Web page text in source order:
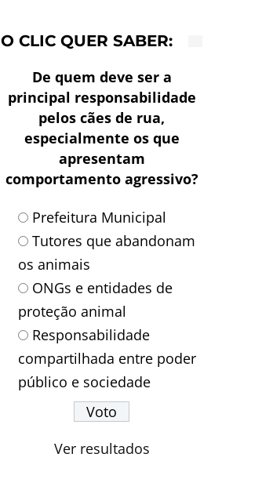
O CLIC QUER SABER:
De quem deve ser a
principal responsabilidade
pelos cães de rua,
especialmente os que
apresentam
comportamento agressivo?
Prefeitura Municipal
Tutores que abandonam
os animais
ONGs e entidades de
proteção animal
Responsabilidade
compartilhada entre poder
público e sociedade
Ver resultados